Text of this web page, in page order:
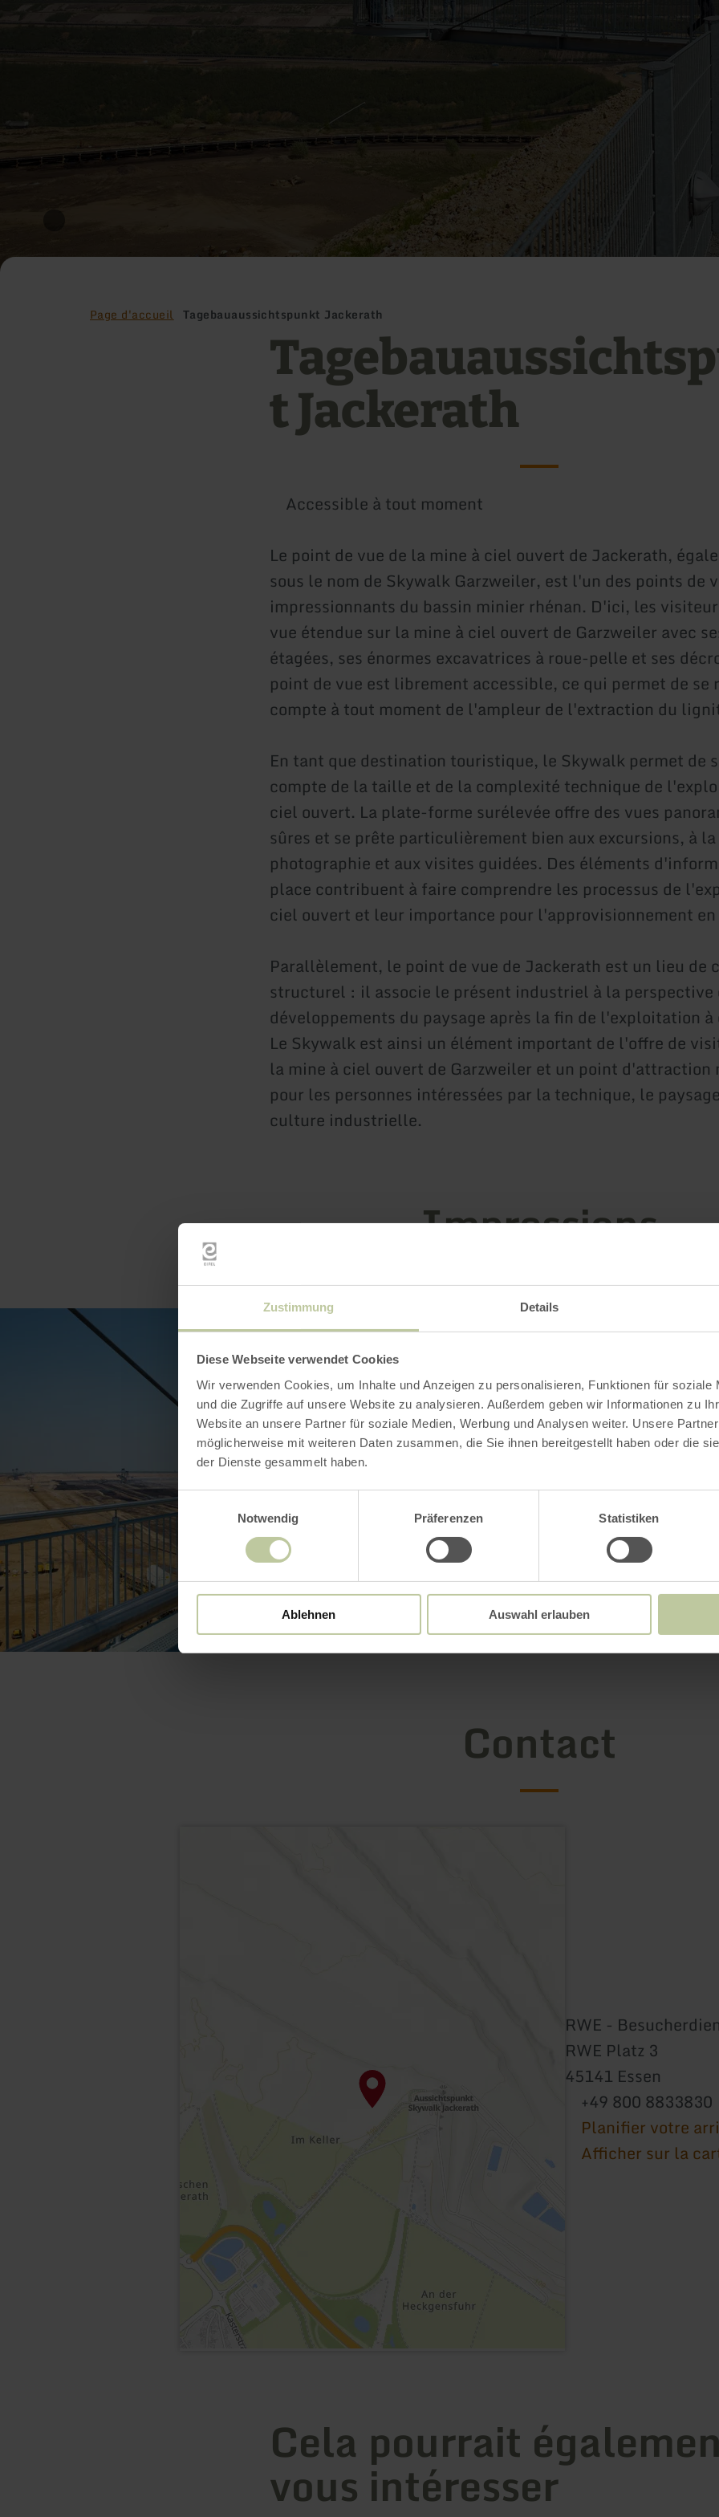
Zustimmung Details
Diese Webseite verwendet Cookies
Wir verwenden Cookies, um Inhalte und Anzeigen zu personalisieren, Funktionen für soziale
und die Zugriffe auf unsere Website zu analysieren. Außerdem geben wir Informationen zu
Website an unsere Partner für soziale Medien, Werbung und Analysen weiter. Unsere
möglicherweise mit weiteren Daten zusammen, die Sie ihnen bereitgestellt haben oder die
der Dienste gesammelt haben.
Einwilligungsauswahl
Notwendig
Präferenzen Statistiken
Ablehnen Auswahl erlauben
Page d'accueil Tagebauaussichtspunkt Jackerath
t Jackerath
Accessible à tout moment
Le point de vue de la mine à ciel ouvert de Jackerath,
sous le nom de Skywalk Garzweiler, est l'un des points de
impressionnants du bassin minier rhénan. D'ici, les
vue étendue sur la mine à ciel ouvert de Garzweiler avec
étagées, ses énormes excavatrices à roue-pelle et ses
point de vue est librement accessible, ce qui permet de se
compte à tout moment de l'ampleur de l'extraction du
En tant que destination touristique, le Skywalk permet de
compte de la taille et de la complexité technique de
ciel ouvert. La plate-forme surélevée offre des vues
sûres et se prête particulièrement bien aux excursions, à la
photographie et aux visites guidées. Des éléments
place contribuent à faire comprendre les processus de
ciel ouvert et leur importance pour l'approvisionnement
Parallèlement, le point de vue de Jackerath est un lieu de
structurel : il associe le présent industriel à la
développements du paysage après la fin de l'exploitation
Le Skywalk est ainsi un élément important de l'offre de
la mine à ciel ouvert de Garzweiler et un point d'attraction
pour les personnes intéressées par la technique, le
culture industrielle.
Impressions
Contact
RWE -
RWE Platz 3
45141 Essen
+49 800 8833830
Planifier votre
Afficher sur la
Cela pourrait
vous intéresser